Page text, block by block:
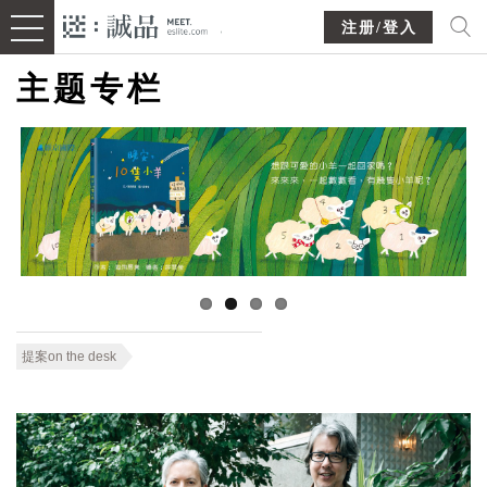
注册/登入
主题专栏
提案on the desk